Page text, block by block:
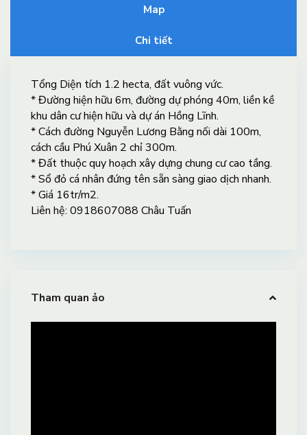
Map
Chi tiết
Tổng Diện tích 1.2 hecta, đất vuông vức.
* Đường hiện hữu 6m, đường dự phóng 40m, liền kề
khu dân cư hiện hữu và dự án Hồng Lĩnh.
* Cách đường Nguyễn Lương Bằng nối dài 100m,
cách cầu Phú Xuân 2 chỉ 300m.
* Đất thuộc quy hoạch xây dựng chung cư cao tầng.
* Sổ đỏ cá nhân đứng tên sẵn sàng giao dịch nhanh.
* Giá 16tr/m2.
Liên hệ: 0918607088 Châu Tuấn
Tham quan ảo